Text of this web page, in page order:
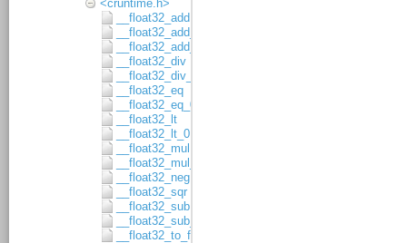
<cruntime.h>
__float32_add
__float32_add_1
__float32_add_asgn
__float32_div
__float32_div_asgn
__float32_eq
__float32_eq_0
__float32_lt
__float32_lt_0
__float32_mul
__float32_mul_asgn
__float32_neg
__float32_sqr
__float32_sub
__float32_sub_asgn
__float32_to_float64